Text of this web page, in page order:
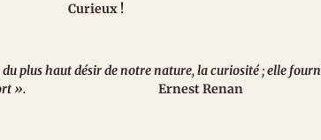
!
plus haut désir de notre nature, la curiosité ; elle
».
Ernest Renan